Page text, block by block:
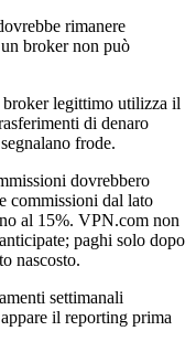
rimanere
broker non può
legittimo utilizza il
di denaro
frode.
dovrebbero
commissioni dal lato
al 15%. VPN.com non
paghi solo dopo
nascosto.
settimanali
il reporting prima